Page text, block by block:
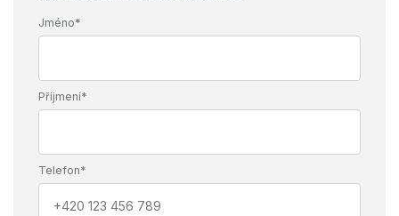
Jméno*
Příjmení*
Telefon*